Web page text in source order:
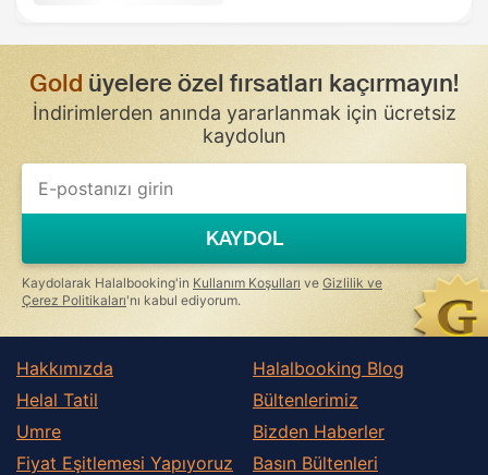
Goldüyelere özel fırsatları kaçırmayın!
İndirimlerden anında yararlanmak için ücretsiz
kaydolun
If
you
ignore
this
field
KAYDOL
Kaydolarak Halalbooking'in Kullanım Koşulları ve Gizlilik ve
Çerez Politikaları'nı kabul ediyorum.
Hakkımızda
Helal Tatil
Umre
Fiyat Eşitlemesi Yapıyoruz
Halalbooking Blog
Bültenlerimiz
Bizden Haberler
Basın Bültenleri